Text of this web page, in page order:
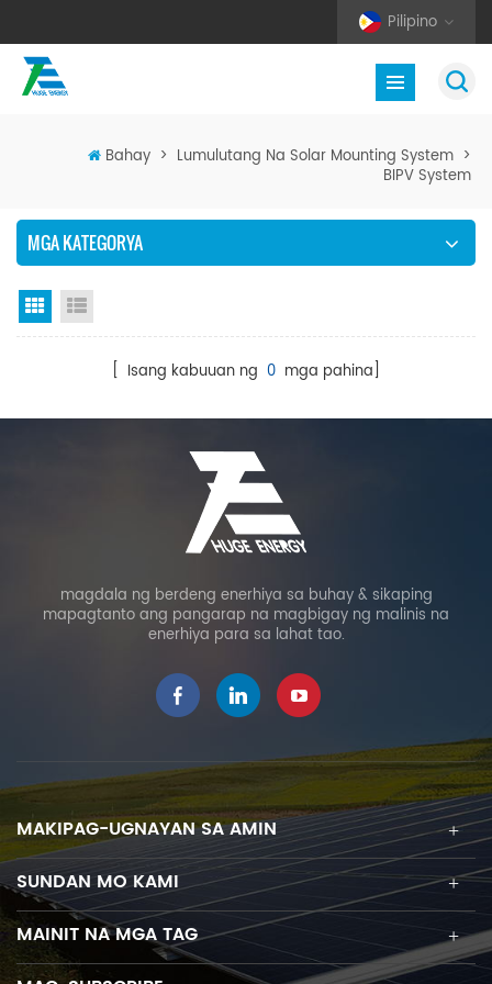
Pilipino
Bahay > Lumulutang Na Solar Mounting System >
BIPV System
MGA KATEGORYA
Grid View
[ Isang kabuuan ng 0 mga pahina]
magdala ng berdeng enerhiya sa buhay & sikaping
mapagtanto ang pangarap na magbigay ng malinis na
enerhiya para sa lahat tao.
MAKIPAG-UGNAYAN SA AMIN
SUNDAN MO KAMI
MAINIT NA MGA TAG